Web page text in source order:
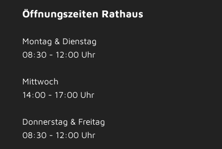
Öffnungszeiten Rathaus
Montag & Dienstag
08:30 - 12:00 Uhr
Mittwoch
14:00 - 17:00 Uhr
Donnerstag & Freitag
08:30 - 12:00 Uhr